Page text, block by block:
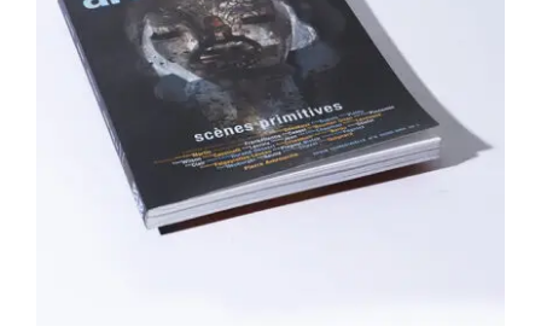
Area revue n°8 – Scènes primitives